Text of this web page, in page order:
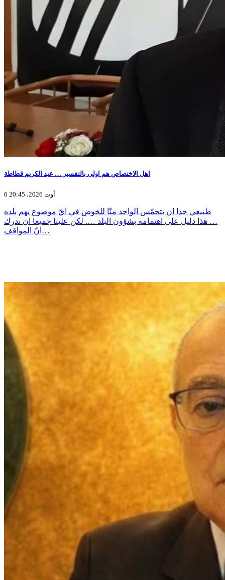
اهل الاختصاص هم اولى بالتفسير … عبد الكريم قطاطة
6 أوت 2026، 20:45
طبيعي جدا ان يتحمّس الواحد منّا للخوض في ايّ موضوع يهم بلده
… هذا دليل على اهتمامه بشؤون البلد …. لكن علينا جميعا ان ندرك
انّ المواقف…